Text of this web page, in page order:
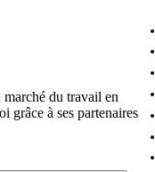
du travail en
grâce à ses partenaires